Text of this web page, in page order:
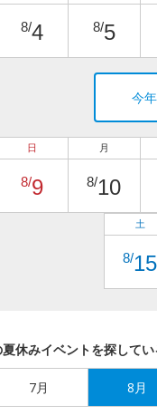
8/4 8/5
今
日
8/9
月
8/10
土
8/15
休みイベントを探してい
7月 8月